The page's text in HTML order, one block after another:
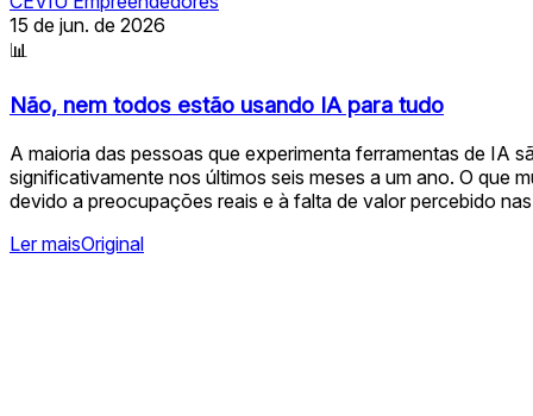
15 de jun. de 2026
📊
Não, nem todos estão usando IA para tudo
A maioria das pessoas que experimenta ferramentas de IA
significativamente nos últimos seis meses a um ano. O que
devido a preocupações reais e à falta de valor percebido
Ler maisOriginal